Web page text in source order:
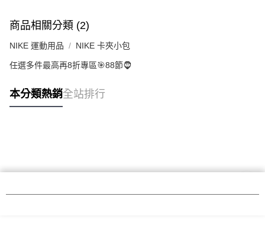
商品相關分類 (2)
NIKE 運動用品 NIKE 卡夾小包
任選多件最高再8折專區🎯88節🧔
本分類熱銷全站排行